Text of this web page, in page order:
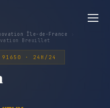
Île-de-France
Breuillet
91650 · 24H/24